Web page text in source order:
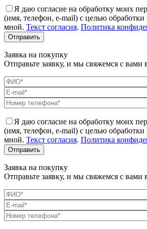
Я даю согласие на обработку моих
(имя, телефон, e-mail) с целью обработки
мной. Текст согласия. Политика
Заявка на покупку
Отправьте заявку, и мы свяжемся с вами
Я даю согласие на обработку моих
(имя, телефон, e-mail) с целью обработки
мной. Текст согласия. Политика
Заявка на покупку
Отправьте заявку, и мы свяжемся с вами